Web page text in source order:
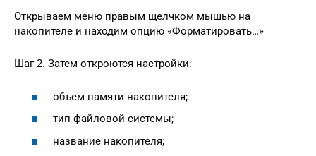
Открываем меню правым щелчком мышью на
накопителе и находим опцию «Форматировать…»
Шаг 2. Затем откроются настройки:
объем памяти накопителя;
тип файловой системы;
название накопителя;